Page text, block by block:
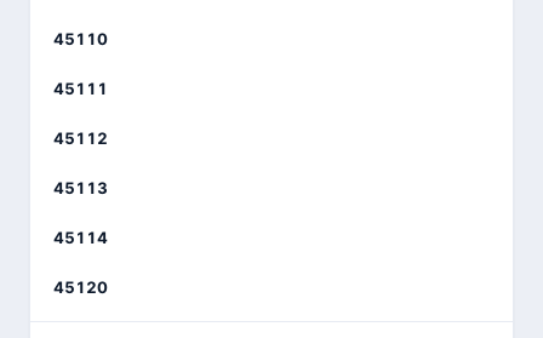
45110
45111
45112
45113
45114
45120